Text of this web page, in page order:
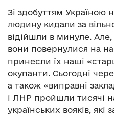
Зі здобуттям Україною
людину кидали за
відійшли в минуле.
вони повернулися на
принесли їх наші
окупанти. Сьогодні
а також «виправні
і ЛНР пройшли тисячі
українських вояків, які